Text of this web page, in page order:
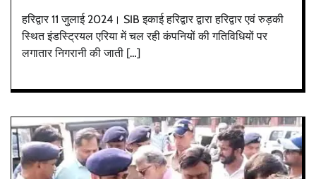
हरिद्वार 11 जुलाई 2024। SIB इकाई हरिद्वार द्वारा हरिद्वार एवं रुड़की
स्थित इंडस्ट्रियल एरिया में चल रही कंपनियों की गतिविधियों पर
लगातार निगरानी की जाती […]